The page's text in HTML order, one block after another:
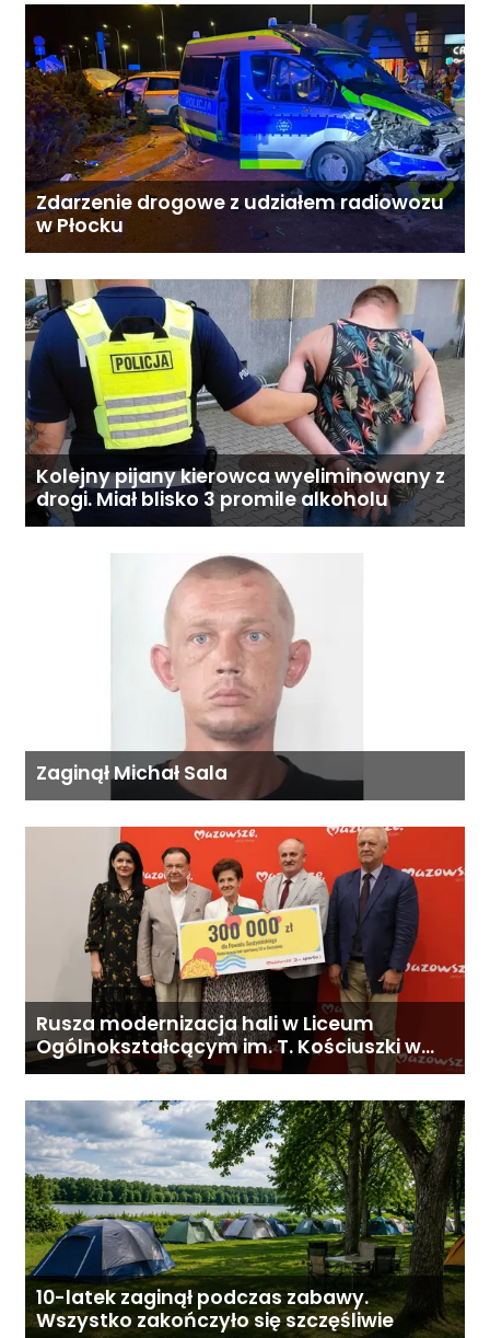
Zdarzenie drogowe z udziałem radiowozu
w Płocku
Kolejny pijany kierowca wyeliminowany z
drogi. Miał blisko 3 promile alkoholu
Zaginął Michał Sala
Rusza modernizacja hali w Liceum
Ogólnokształcącym im. T. Kościuszki w
Gostyninie
10-latek zaginął podczas zabawy.
Wszystko zakończyło się szczęśliwie